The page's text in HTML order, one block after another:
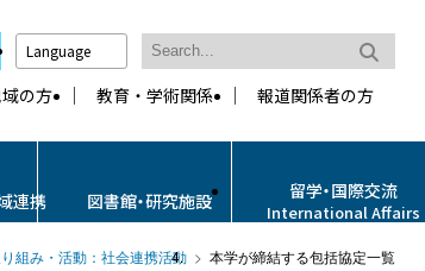
Language
の方 教育・学術関係 報道関係者の方
連携 図書館・研究施設 留学・国際交流
International Affairs
組み・活動：社会連携活動 本学が締結する包括協定一覧